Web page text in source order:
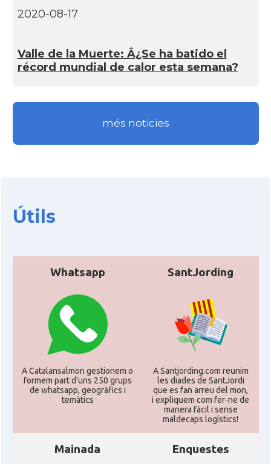
CAMON
CAMON Catalans a Sarasota, Florida, USA
Catalans a Silicon Valley (San Jose),
CAMON Catalans a VIRGINIA
CAMON Catalans a WASHINGTON DC
CAMON Catalans a WISCONSIN
CAMON Catalans a WYOMING
American Institute for Catalan
Studies (AICS)
Casal Català de Minnesota
2020-08-17
Valle de la Muerte: Â¿Se ha batido el
récord mundial de calor esta semana?
més noticies
Útils
Whatsapp
A Catalansalmon gestionem o
formem part d'uns 250 grups
de whatsapp, geogràfics i
temàtics
SantJording
A Santjording.com reunim
les diades de SantJordi
que es fan arreu del mon,
i expliquem com fer-ne de
manera fàcil i sense
maldecaps logí­stics!
Mainada Enquestes